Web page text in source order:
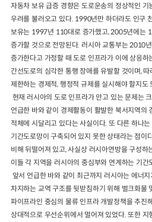
자동차 보유 급증 경향은 도로운송의 정상적인
우려를 불러오고 있다. 1990년만 하더라도 인구
보유는 1997년 110대로 증가했고, 2005년에는
증가할 것으로 전망된다. 러시아 교통부는 2010
증가한다고 가정할 때 도로 인프라가 이에 상응
간선도로의 심각한 통행 장애를 유발할 것이며,
제한하는 경제적, 행정적 규제를 실시해야 할지도
현재 러시아의 도로 인프라가 안고 있는 문제는
언급한 바와 같이 경제활동이 활발한 북서지역의
적체에 시달리고 있다는 사실이다. 또 다른 하나
기간도로망이 구축되어 있지 못한 상태라는 점이
비해 뒤떨어져 있고, 사실상 러시아연방을 구성
이들 각 지역을 러시아의 중심부와 연계하는 기간
앞서 언급한 바와 같이 최근까지 러시아는 에너
차지하는 교역 구조를 뒷받침하기 위해 벌크화물
파이프라인 중심의 물류 인프라 개발정책을 추진
상대적으로 우선순위에서 멀어져 있었다. 또한